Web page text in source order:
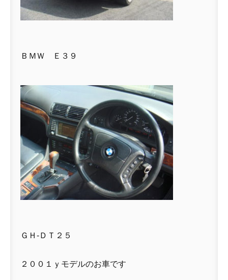
ＢＭＷ Ｅ３９
ＧＨ-ＤＴ２５
２００１ｙモデルのお車です